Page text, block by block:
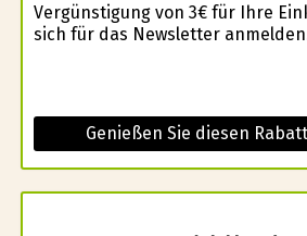
Vergünstigung von 3€ für Ihre
sich für das Newsletter
Genießen Sie diesen